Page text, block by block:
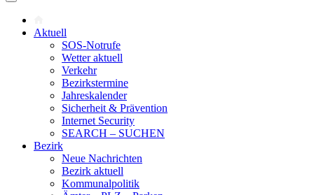
Aktuell
SOS-Notrufe
Wetter aktuell
Verkehr
Bezirkstermine
Jahreskalender
Sicherheit & Prävention
Internet Security
SEARCH – SUCHEN
Bezirk
Neue Nachrichten
Bezirk aktuell
Kommunalpolitik